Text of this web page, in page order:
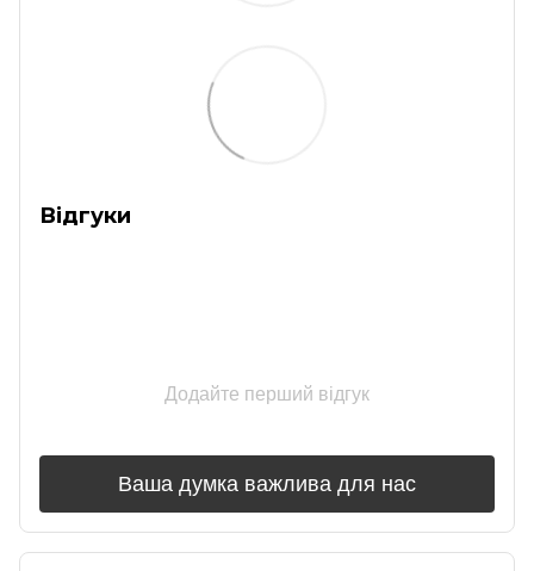
Відгуки
Додайте перший відгук
Ваша думка важлива для нас